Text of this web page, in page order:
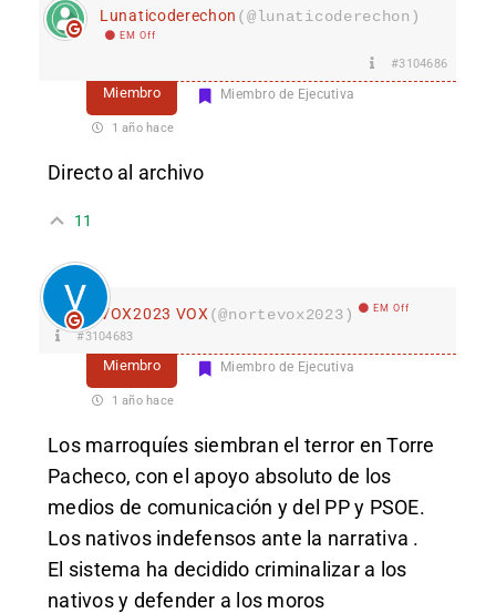
Lunaticoderechon (@lunaticoderechon)
EM Off
#3104686
Miembro Miembro de Ejecutiva
1 año hace
Directo al archivo
11
VOX2023 VOX (@nortevox2023) EM Off
#3104683
Miembro Miembro de Ejecutiva
1 año hace
Los marroquíes siembran el terror en Torre
Pacheco, con el apoyo absoluto de los
medios de comunicación y del PP y PSOE.
Los nativos indefensos ante la narrativa .
El sistema ha decidido criminalizar a los
nativos y defender a los moros